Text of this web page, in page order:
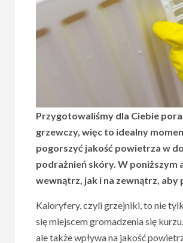
Przygotowaliśmy dla Ciebie
grzewczy, więc to idealny
pogorszyć jakość powietrza w
podrażnień skóry. W
wewnątrz, jak i na zewnątrz, aby
Kaloryfery, czyli grzejniki, to nie
się miejscem gromadzenia się
ale także wpływa na jakość